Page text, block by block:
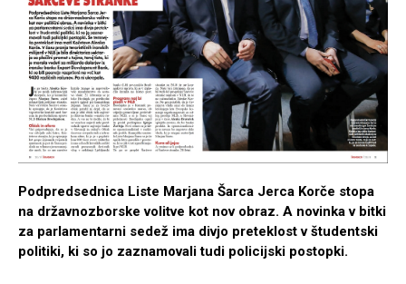
Podpredsednica Liste Marjana Šarca Jerca Korče stopa
na državnozborske volitve kot nov obraz. A novinka v bitki
za parlamentarni sedež ima divjo preteklost v študentski
politiki, ki so jo zaznamovali tudi policijski postopki.